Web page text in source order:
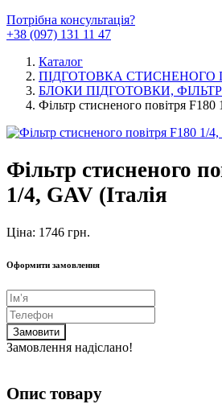
Потрібна консультація?
+38 (097) 131 11 47
Каталог
ПІДГОТОВКА СТИСНЕНОГО
БЛОКИ ПІДГОТОВКИ,
Фільтр стисненого повітря F180
Фільтр стисненого
1/4, GAV (Італія
Ціна: 1746 грн.
Оформити замовлення
Замовити
Замовлення надіслано!
Опис товару